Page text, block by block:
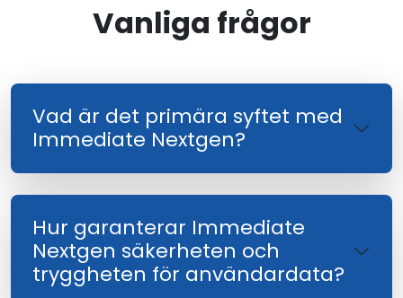
Vanliga frågor
Vad är det primära syftet med
Immediate Nextgen?
Hur garanterar Immediate
Nextgen säkerheten och
tryggheten för användardata?